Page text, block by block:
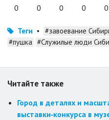
0 0 0 0 0
Теги • #завоевание
#пушка #Служилые люди
Читайте также
Город в деталях и
выставки‑конкурса в